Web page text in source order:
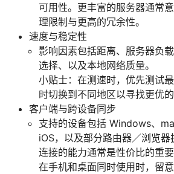
可用性。更丰富的服务器通常
理限制与更高的冗余性。
速度与稳定性
影响因素包括距离、服务器负
选择、以及本地网络质量。
小贴士：在测速时，优先测试
时切换到不同地区以寻找更优的
客户端与跨设备同步
支持的设备包括 Windows、
iOS，以及部分路由器／浏览
连接的能力通常是性价比的重
在手机和桌面同时使用时，留